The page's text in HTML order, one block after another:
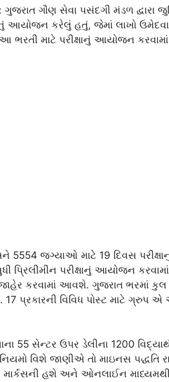
ગૌણ સેવા પસંદગી મંડળ દ્વારા
આયોજન કરેલું હતું, જેમાં લાખો
આ ભરતી માટે પરીક્ષાનું આયોજન
5554 જગ્યાઓ માટે 19 દિવસ
પ્રિલીમીન પરીક્ષાનું આયોજન
જાહેર કરવામાં આવશે. ગુજરાત ભરમાં
પ્રકારની વિવિધ પોસ્ટ માટે ગ્રુપ
55 સેન્ટર ઉપર ડેલીના 1200
વિશે જાણીએ તો માઇનસ પદ્ધતિ
માર્કસની હશે અને ઓનલાઈન